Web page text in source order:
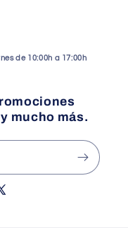
de 10:00h a 17:00h
mucho más.